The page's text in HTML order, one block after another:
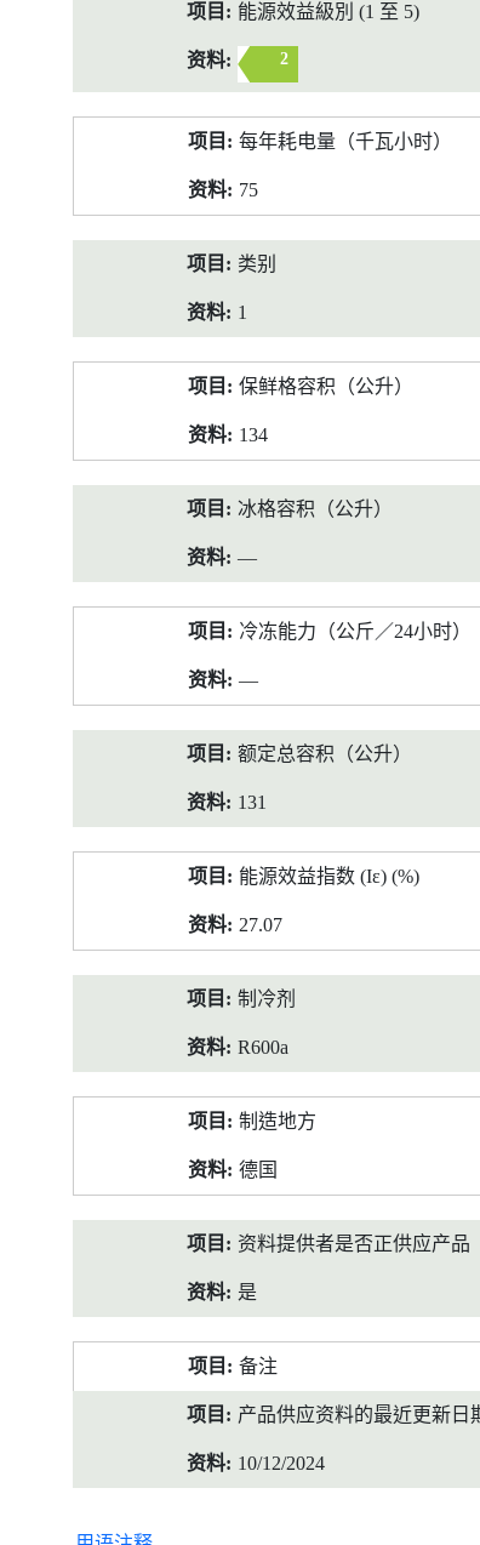
能源效益級別 (1 至 5)
2
每年耗电量（千瓦小时）
75
类别
1
保鲜格容积（公升）
134
冰格容积（公升）
—
冷冻能力（公斤／24小时）
—
额定总容积（公升）
131
能源效益指数 (Iε) (%)
27.07
制冷剂
R600a
制造地方
德国
资料提供者是否正供应产品
是
备注
产品供应资料的最近更新日
10/12/2024